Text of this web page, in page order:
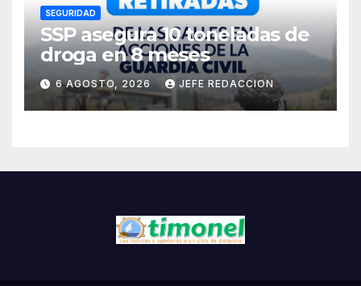
SEGURIDAD
SSP asegura 10 toneladas de
droga en 8 meses
6 AGOSTO, 2026 JEFE REDACCION